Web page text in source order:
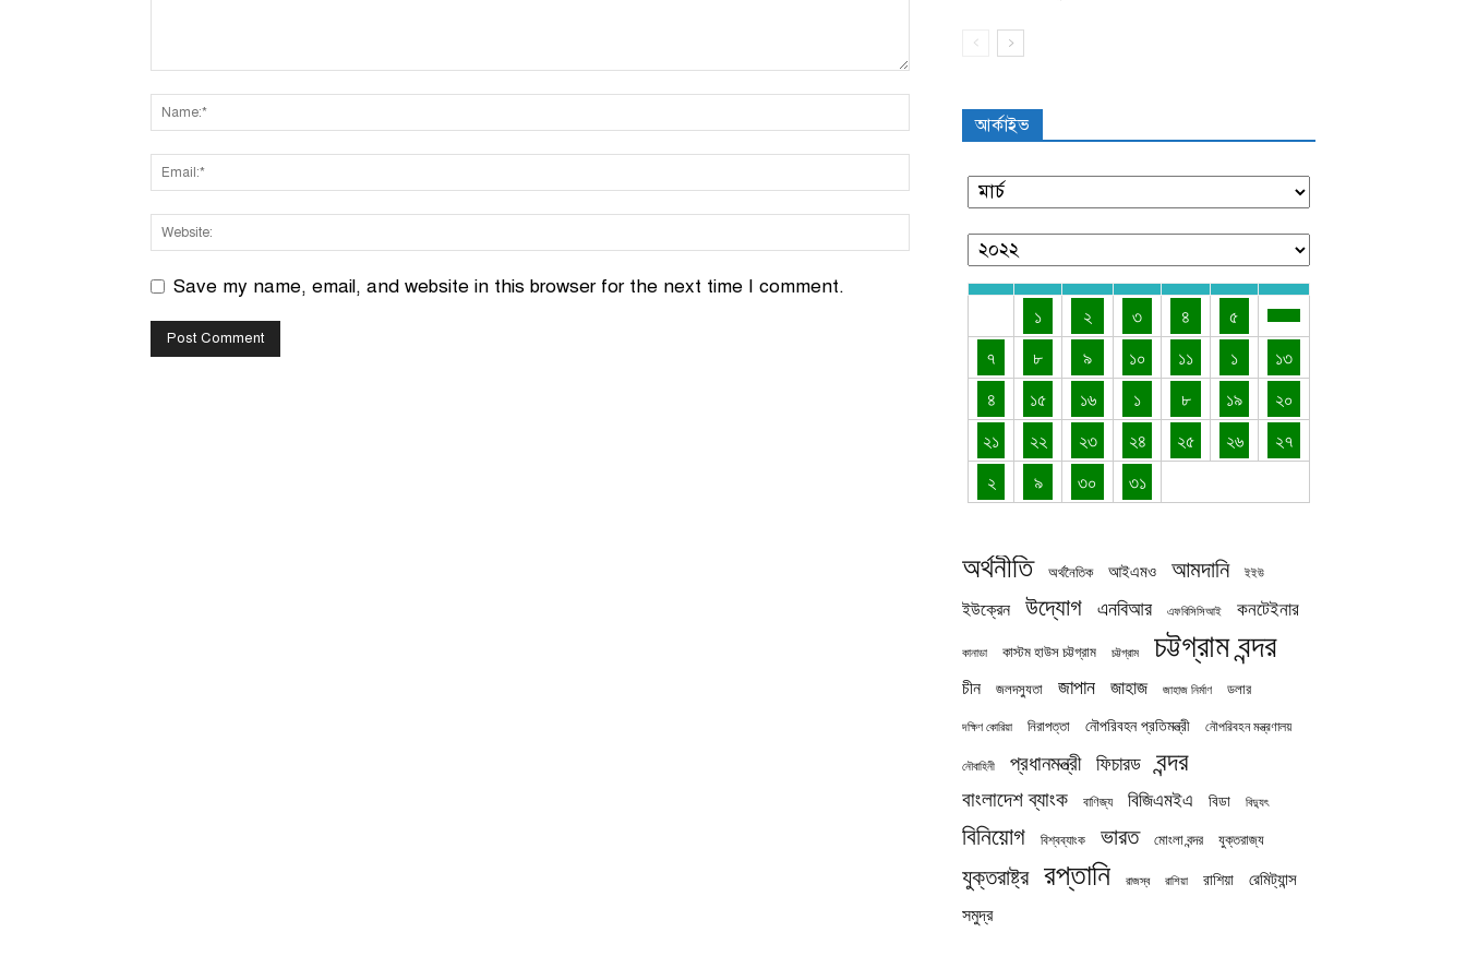
Save my name, email, and website in this browser for the next time I comment.
আর্কাইভ
১ ২ ৩ ৪
৫
৭
৮ ৯ ১০ ১১ ১
১৩
৪
১৫ ১৬ ১ ৮ ১৯
২০
২১
২২ ২৩ ২৪ ২৫ ২৬
২৭
২
৯ ৩০ ৩১
অর্থনীতি অর্থনৈতিক আইএমও আমদানি ইইউ
ইউক্রেন উদ্যোগ এনবিআর এফবিসিসিআই কনটেইনার
কানাডা কাস্টম হাউস চট্টগ্রাম চট্টগ্রাম চট্টগ্রাম বন্দর
চীন জলদস্যুতা জাপান জাহাজ জাহাজ নির্মাণ ডলার
দক্ষিণ কোরিয়া নিরাপত্তা নৌপরিবহন প্রতিমন্ত্রী নৌপরিবহন মন্ত্রণালয়
নৌবাহিনী প্রধানমন্ত্রী ফিচারড বন্দর
বাংলাদেশ ব্যাংক বাণিজ্য বিজিএমইএ বিডা বিদ্যুৎ
বিনিয়োগ বিশ্বব্যাংক ভারত মোংলা বন্দর যুক্তরাজ্য
যুক্তরাষ্ট্র রপ্তানি রাজস্ব রাশিয়া রাশিয়া রেমিট্যান্স
সমুদ্র